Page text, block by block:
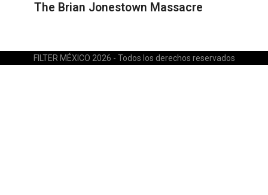
The Brian Jonestown Massacre
FILTER MÉXICO 2026 - Todos los derechos reservados